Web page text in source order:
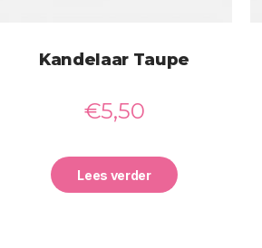
Kandelaar Taupe
€5,50
Lees verder